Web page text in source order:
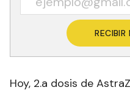
RECIBIR
Hoy, 2.a dosis de